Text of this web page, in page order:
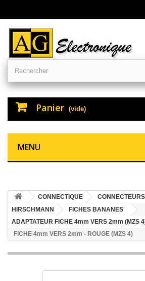
Panier (vide)
MENU
CONNECTIQUE
HIRSCHMANN
FICHES BANANES
ADAPTATEUR FICHE 4mm VERS 2mm (MZS
FICHE 4mm VERS 2mm - ROUGE (MZS 4)